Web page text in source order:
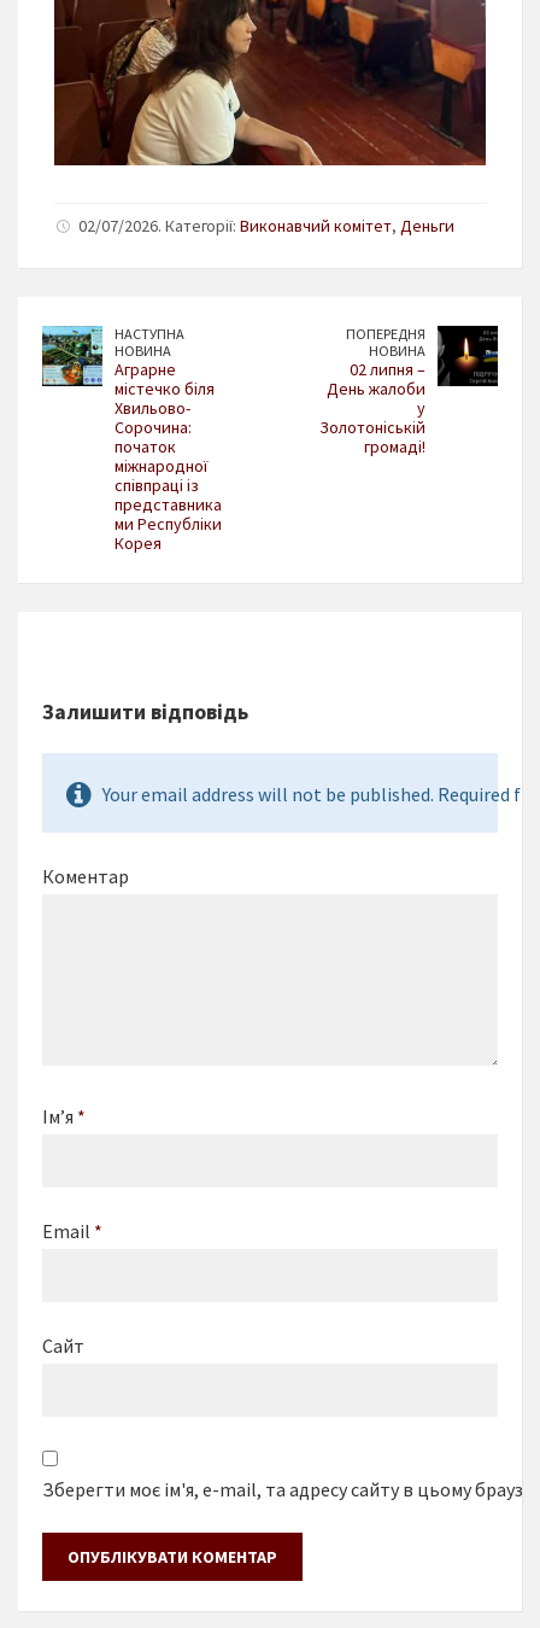
02/07/2026. Категорії: Виконавчий комітет, Деньги
НАСТУПНА
НОВИНА
Аграрне
містечко біля
Хвильово-
Сорочина:
початок
міжнародної
співпраці із
представника
ми Республіки
Корея
ПОПЕРЕДНЯ
НОВИНА
02 липня –
День жалоби
у
Золотоніській
громаді!
Залишити відповідь
Your email address will not be published. Required
Коментар
Ім’я *
Email *
Сайт
Зберегти моє ім'я, e-mail, та адресу сайту в цьому